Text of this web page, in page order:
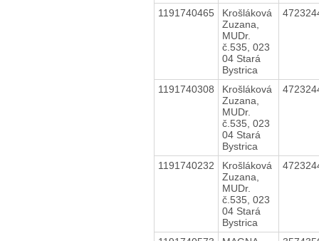
1191740465
Krošláková
Zuzana,
MUDr.
č.535, 023
04 Stará
Bystrica
1191740308
Krošláková
Zuzana,
MUDr.
č.535, 023
04 Stará
Bystrica
1191740232
Krošláková
Zuzana,
MUDr.
č.535, 023
04 Stará
Bystrica